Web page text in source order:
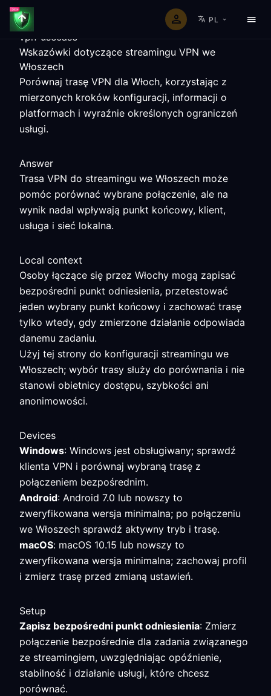
PL
vpn-usecase
Wskazówki dotyczące streamingu VPN we
Włoszech
Porównaj trasę VPN dla Włoch, korzystając z
mierzonych kroków konfiguracji, informacji o
platformach i wyraźnie określonych ograniczeń
usługi.
Answer
Trasa VPN do streamingu we Włoszech może
pomóc porównać wybrane połączenie, ale na
wynik nadal wpływają punkt końcowy, klient,
usługa i sieć lokalna.
Local context
Osoby łączące się przez Włochy mogą zapisać
bezpośredni punkt odniesienia, przetestować
jeden wybrany punkt końcowy i zachować trasę
tylko wtedy, gdy zmierzone działanie odpowiada
danemu zadaniu.
Użyj tej strony do konfiguracji streamingu we
Włoszech; wybór trasy służy do porównania i nie
stanowi obietnicy dostępu, szybkości ani
anonimowości.
Devices
Windows: Windows jest obsługiwany; sprawdź
klienta VPN i porównaj wybraną trasę z
połączeniem bezpośrednim.
Android: Android 7.0 lub nowszy to
zweryfikowana wersja minimalna; po połączeniu
we Włoszech sprawdź aktywny tryb i trasę.
macOS: macOS 10.15 lub nowszy to
zweryfikowana wersja minimalna; zachowaj profil
i zmierz trasę przed zmianą ustawień.
Setup
Zapisz bezpośredni punkt odniesienia: Zmierz
połączenie bezpośrednie dla zadania związanego
ze streamingiem, uwzględniając opóźnienie,
stabilność i działanie usługi, które chcesz
porównać.